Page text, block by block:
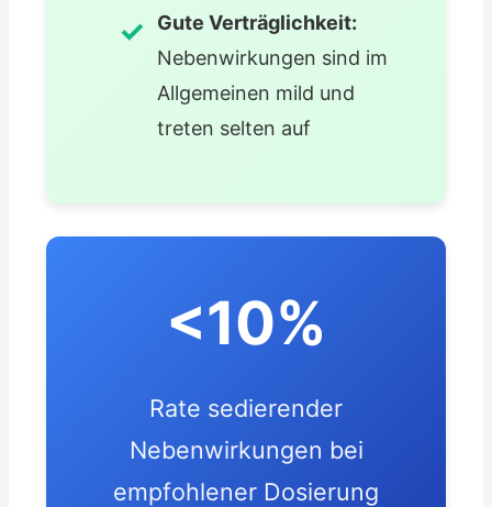
Gute Verträglichkeit:
Nebenwirkungen sind im
Allgemeinen mild und
treten selten auf
<10%
Rate sedierender
Nebenwirkungen bei
empfohlener Dosierung